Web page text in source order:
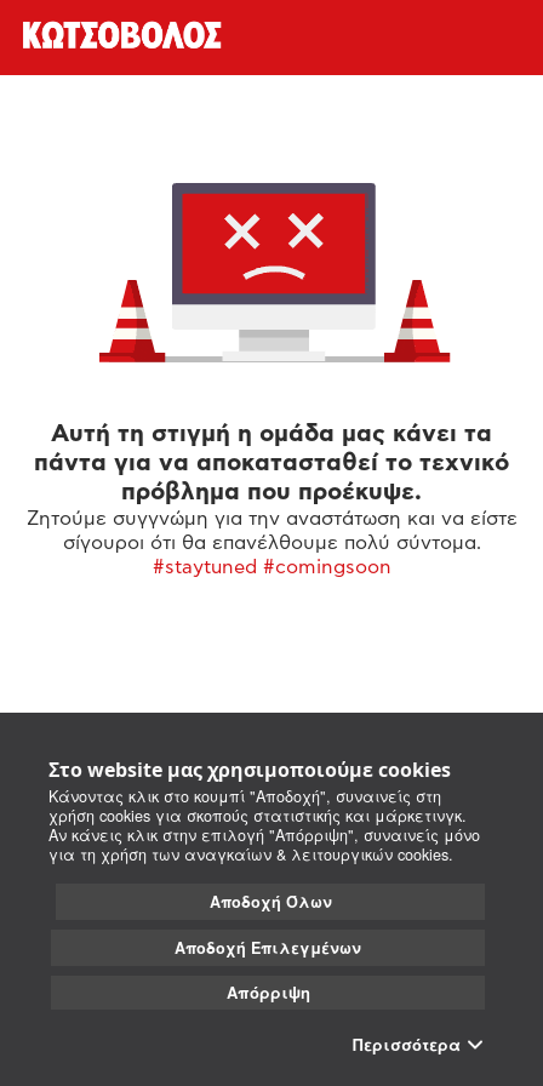
Στο website μας χρησιμοποιούμε cookies
Κάνοντας κλικ στο κουμπί "Αποδοχή", συναινείς στη
χρήση cookies για σκοπούς στατιστικής και μάρκετινγκ.
Αν κάνεις κλικ στην επιλογή "Απόρριψη", συναινείς μόνο
για τη χρήση των αναγκαίων & λειτουργικών cookies.
Αποδοχή Όλων
Αποδοχή Επιλεγμένων
Απόρριψη
Περισσότερα
Αυτή τη στιγμή η ομάδα μας κάνει τα
πάντα για να αποκατασταθεί το τεχνικό
πρόβλημα που προέκυψε.
Ζητούμε συγγνώμη για την αναστάτωση και να είστε
σίγουροι ότι θα επανέλθουμε πολύ σύντομα.
#staytuned #comingsoon